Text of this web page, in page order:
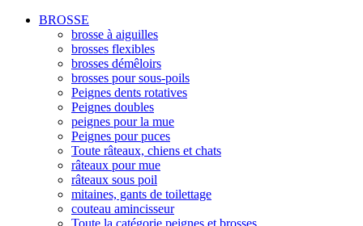
BROSSE
brosse à aiguilles
brosses flexibles
brosses démêloirs
brosses pour sous-poils
Peignes dents rotatives
Peignes doubles
peignes pour la mue
Peignes pour puces
Toute râteaux, chiens et chats
râteaux pour mue
râteaux sous poil
mitaines, gants de toilettage
couteau amincisseur
Toute la catégorie peignes et brosses